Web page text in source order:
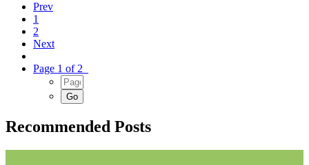
Prev
1
2
Next
Page 1 of 2
Recommended Posts